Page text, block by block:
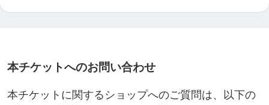
本チケットへのお問い合わせ
本チケットに関するショップへのご質問は、以下の